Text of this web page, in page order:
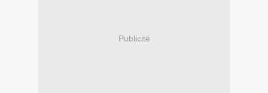
Publicité